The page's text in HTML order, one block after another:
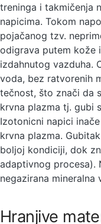
treninga i takmičenja
napicima. Tokom
pojačanog tzv.
odigrava putem kože
izdahnutog vazduha.
voda, bez ratvorenih
tečnost, što znači da
krvna plazma tj. gubi
Izotonicni napici
krvna plazma.
boljoj kondiciji, dok
adaptivnog procesa).
negazirana
Hranjive